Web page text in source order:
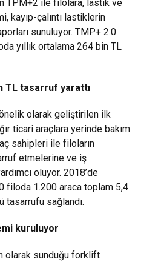
TPM+2 ile filolara, lastik ve
kayıp-çalıntı lastiklerin
sunuluyor. TMP+ 2.0
yıllık ortalama 264 bin TL
TL tasarruf yarattı
olarak geliştirilen ilk
ticari araçlara yerinde bakım
sahipleri ile filoların
etmelerine ve iş
oluyor. 2018’de
filoda 1.200 araca toplam 5,4
tasarrufu sağlandı.
kuruluyor
olarak sunduğu forklift